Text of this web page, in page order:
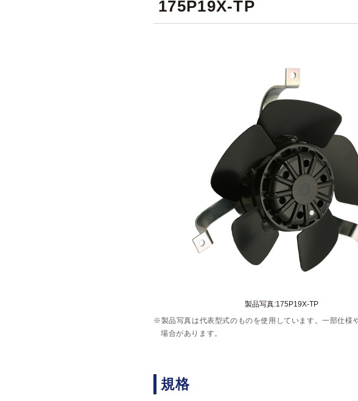
175P19X-TP
製品写真:175P19X-TP
※製品写真は代表型式のものを使用しています。一部仕様
場合があります。
規格